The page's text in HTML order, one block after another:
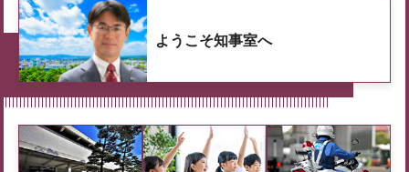
ようこそ知事室へ